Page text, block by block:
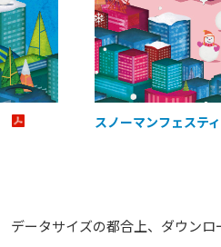
スノーマンフェステ
データサイズの都合上、ダウンロ